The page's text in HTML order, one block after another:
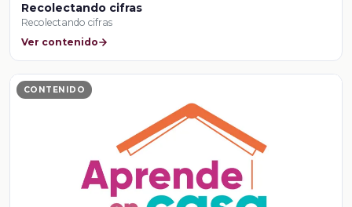
Recolectando cifras
Recolectando cifras
Ver contenido
CONTENIDO